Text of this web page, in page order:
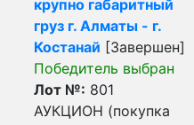
крупно габаритный
груз г. Алматы - г.
Костанай [Завершен]
Победитель выбран
Лот №: 801
АУКЦИОН (покупка